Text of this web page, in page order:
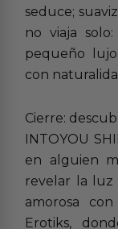
seduce;
no viaja
pequeño
con
Cierre:
INTOYOU
en alguien
revelar la luz
amorosa
Erotiks,